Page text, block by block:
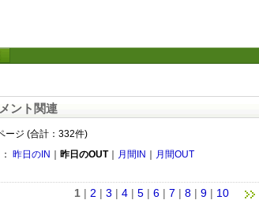
ント関連
ージ (合計：332件)
昨日のIN 昨日のOUT｜ 月間IN
月間OUT
1 | 2 | 3 | 4 | 5 | 6 | 7 | 8 | 9 | 10